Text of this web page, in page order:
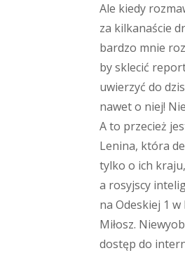
Ale kiedy
za kilkanaście
bardzo mnie
by sklecić
uwierzyć do
nawet o niej!
A to przecież
Lenina, która
tylko o ich
a rosyjscy
na Odeskiej 1
Miłosz.
dostęp do